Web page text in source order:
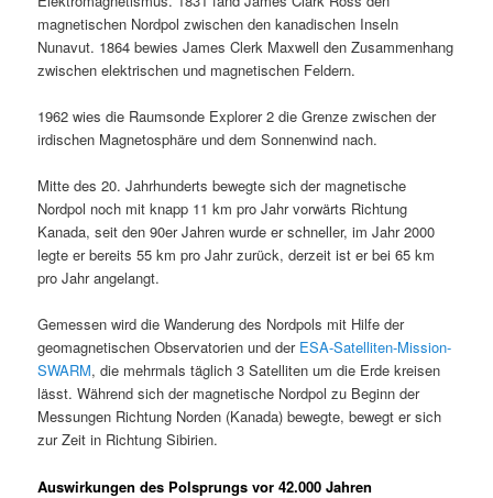
magnetischen Nordpol zwischen den kanadischen Inseln
Nunavut. 1864 bewies James Clerk Maxwell den Zusammenhang
zwischen elektrischen und magnetischen Feldern.
1962 wies die Raumsonde Explorer 2 die Grenze zwischen der
irdischen Magnetosphäre und dem Sonnenwind nach.
Mitte des 20. Jahrhunderts bewegte sich der magnetische
Nordpol noch mit knapp 11 km pro Jahr vorwärts Richtung
Kanada, seit den 90er Jahren wurde er schneller, im Jahr 2000
legte er bereits 55 km pro Jahr zurück, derzeit ist er bei 65 km
pro Jahr angelangt.
Gemessen wird die Wanderung des Nordpols mit Hilfe der
geomagnetischen Observatorien und der ESA-Satelliten-Mission-
SWARM, die mehrmals täglich 3 Satelliten um die Erde kreisen
lässt. Während sich der magnetische Nordpol zu Beginn der
Messungen Richtung Norden (Kanada) bewegte, bewegt er sich
zur Zeit in Richtung Sibirien.
Auswirkungen des Polsprungs vor 42.000 Jahren